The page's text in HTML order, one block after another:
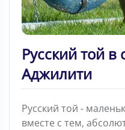
Русский той в
Аджилити
Русский той -
вместе с тем,